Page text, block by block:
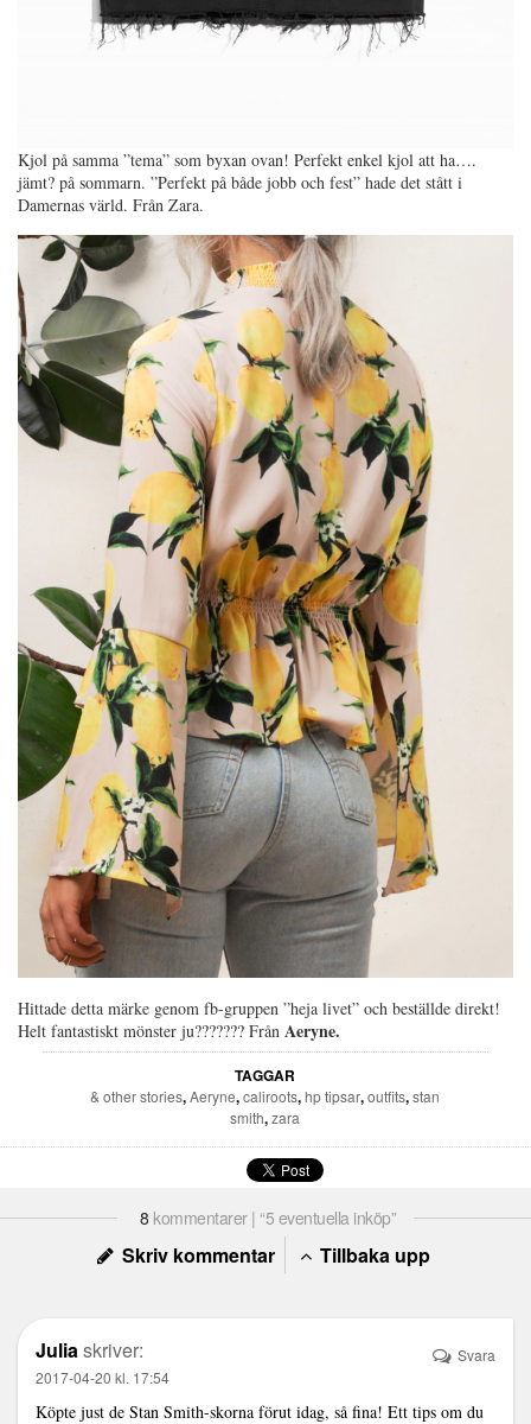
Kjol på samma ”tema” som byxan ovan! Perfekt enkel kjol att ha….
jämt? på sommarn. ”Perfekt på både jobb och fest” hade det stått i
Damernas värld. Från Zara.
Hittade detta märke genom fb-gruppen ”heja livet” och beställde direkt!
Helt fantastiskt mönster ju??????? Från Aeryne.
TAGGAR
& other stories,Aeryne,caliroots,hp tipsar,outfits,stan
smith,zara
8 kommentarer | “5 eventuella inköp”
Skriv kommentar Tillbaka upp
Juliaskriver:
2017-04-20 kl. 17:54
Köpte just de Stan Smith-skorna förut idag, så fina! Ett tips om du
Svara